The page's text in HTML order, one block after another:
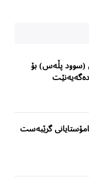
(سوود پڵەس) بۆ
گرێبەست